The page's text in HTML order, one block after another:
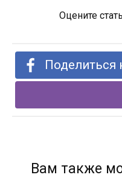
Оцените
Поделиться
Вам также